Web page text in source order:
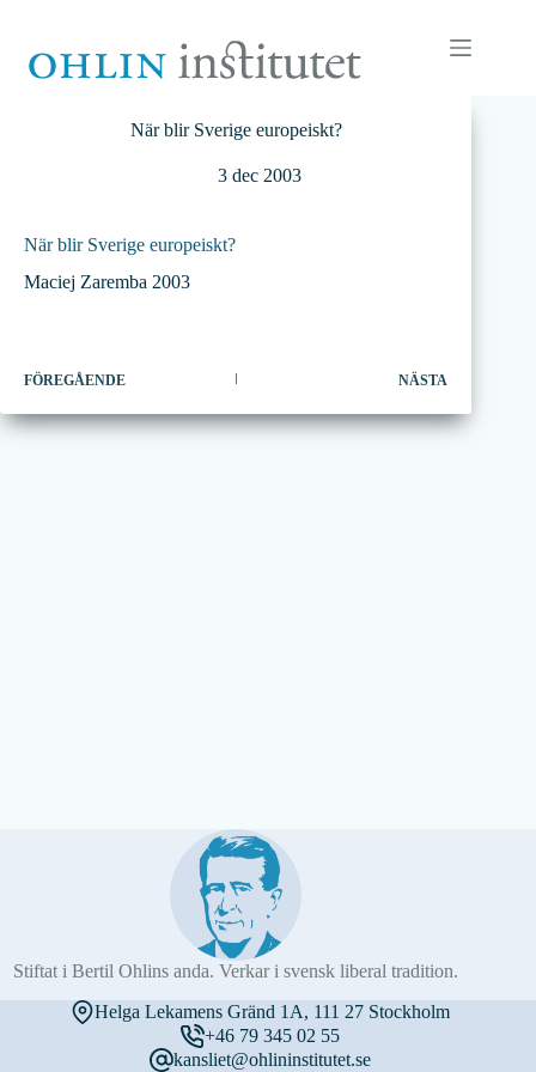
innehåll
När blir Sverige europeiskt?
3 dec 2003
När blir Sverige europeiskt?
Maciej Zaremba 2003
FÖREGÅENDE NÄSTA
Stiftat i Bertil Ohlins anda. Verkar i svensk liberal tradition.
Helga Lekamens Gränd 1A, 111 27 Stockholm
+46 79 345 02 55
kansliet@ohlininstitutet.se